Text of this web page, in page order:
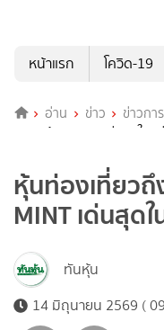
หน้าแรก
โควิด-19
อ่าน ข่าว ข่าวกา
หยวนต้าชู MINT เด่นสุดในกลุ่ม
หุ้นท่องเที่ยวถึ
MINT เด่นสุด
ทันหุ้น
14 มิถุนายน 2569 (